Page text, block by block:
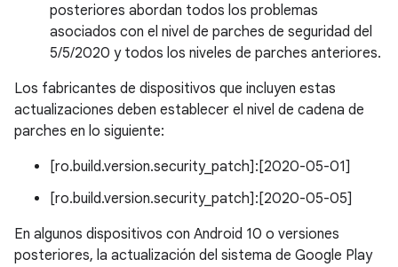
posteriores abordan todos los problemas
asociados con el nivel de parches de seguridad del
5/5/2020 y todos los niveles de parches anteriores.
Los fabricantes de dispositivos que incluyen estas
actualizaciones deben establecer el nivel de cadena de
parches en lo siguiente:
[ro.build.version.security_patch]:[2020-05-01]
[ro.build.version.security_patch]:[2020-05-05]
En algunos dispositivos con Android 10 o versiones
posteriores, la actualización del sistema de Google Play